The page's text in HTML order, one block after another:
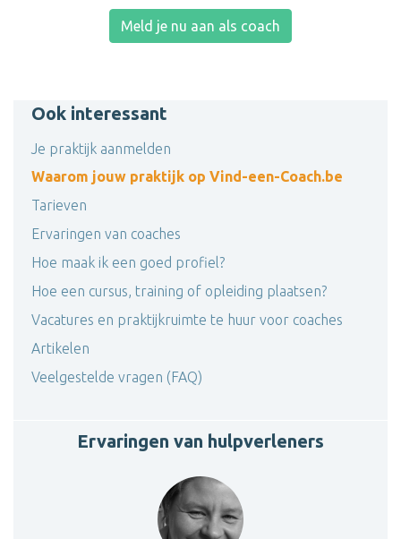
Meld je nu aan als coach
Ook interessant
Je praktijk aanmelden
Waarom jouw praktijk op Vind-een-Coach.be
Tarieven
Ervaringen van coaches
Hoe maak ik een goed profiel?
Hoe een cursus, training of opleiding plaatsen?
Vacatures en praktijkruimte te huur voor coaches
Artikelen
Veelgestelde vragen (FAQ)
Ervaringen van hulpverleners